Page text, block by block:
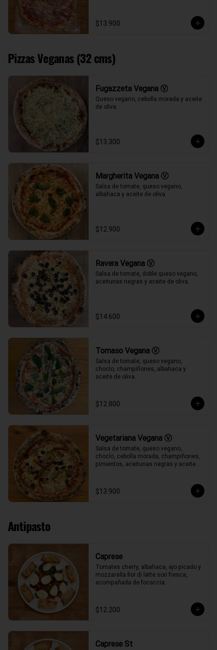
$13.900
Pizzas Veganas (32 cms)
Fugazzeta Vegana Ⓥ
Queso vegano, cebolla morada y aceite
de oliva.
$13.300
Margherita Vegana Ⓥ
Salsa de tomate, queso vegano,
albahaca y aceite de oliva.
$12.900
Ravera Vegana Ⓥ
Salsa de tomate, doble queso vegano,
aceitunas negras y aceite de oliva.
$14.600
Tomaso Vegana Ⓥ
Salsa de tomate, queso vegano,
choclo, champiñones, albahaca y
aceite de oliva.
$12.800
Vegetariana Vegana Ⓥ
Salsa de tomate, queso vegano,
choclo, cebolla morada, champiñones,
pimientos, aceitunas negras y aceite
$13.900
Antipasto
Caprese
Tomates cherry, albahaca, ajo picado y
mozzarella fior di latte sori fresca,
acompañada de focaccia.
$12.200
Caprese St